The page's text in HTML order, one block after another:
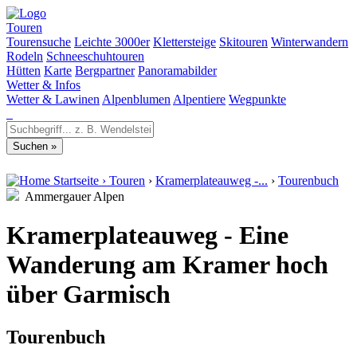
Touren
Tourensuche Leichte 3000er Klettersteige Skitouren Winterwandern
Rodeln Schneeschuhtouren
Hütten Karte Bergpartner Panoramabilder
Wetter & Infos
Wetter & Lawinen Alpenblumen Alpentiere Wegpunkte
Startseite › Touren › Kramerplateauweg -... › Tourenbuch
Ammergauer Alpen
Kramerplateauweg - Eine
Wanderung am Kramer hoch
über Garmisch
Tourenbuch